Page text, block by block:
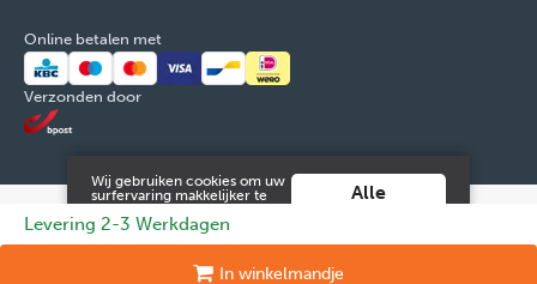
Levering 2-3 Werkdagen
In winkelmandje
Online betalen met
Verzonden door
© 2026 FOX & Cie Ondernemingsnr: 0551.965.335
Tilroy.
Juridische informatie en contact
Cookies
Wij gebruiken cookies om uw
surfervaring makkelijker te
te maken van deze website ga
je hiermee akkoord.
Meer info vind je in onze
algemene voorwaarden.
Alle
aanvaarden